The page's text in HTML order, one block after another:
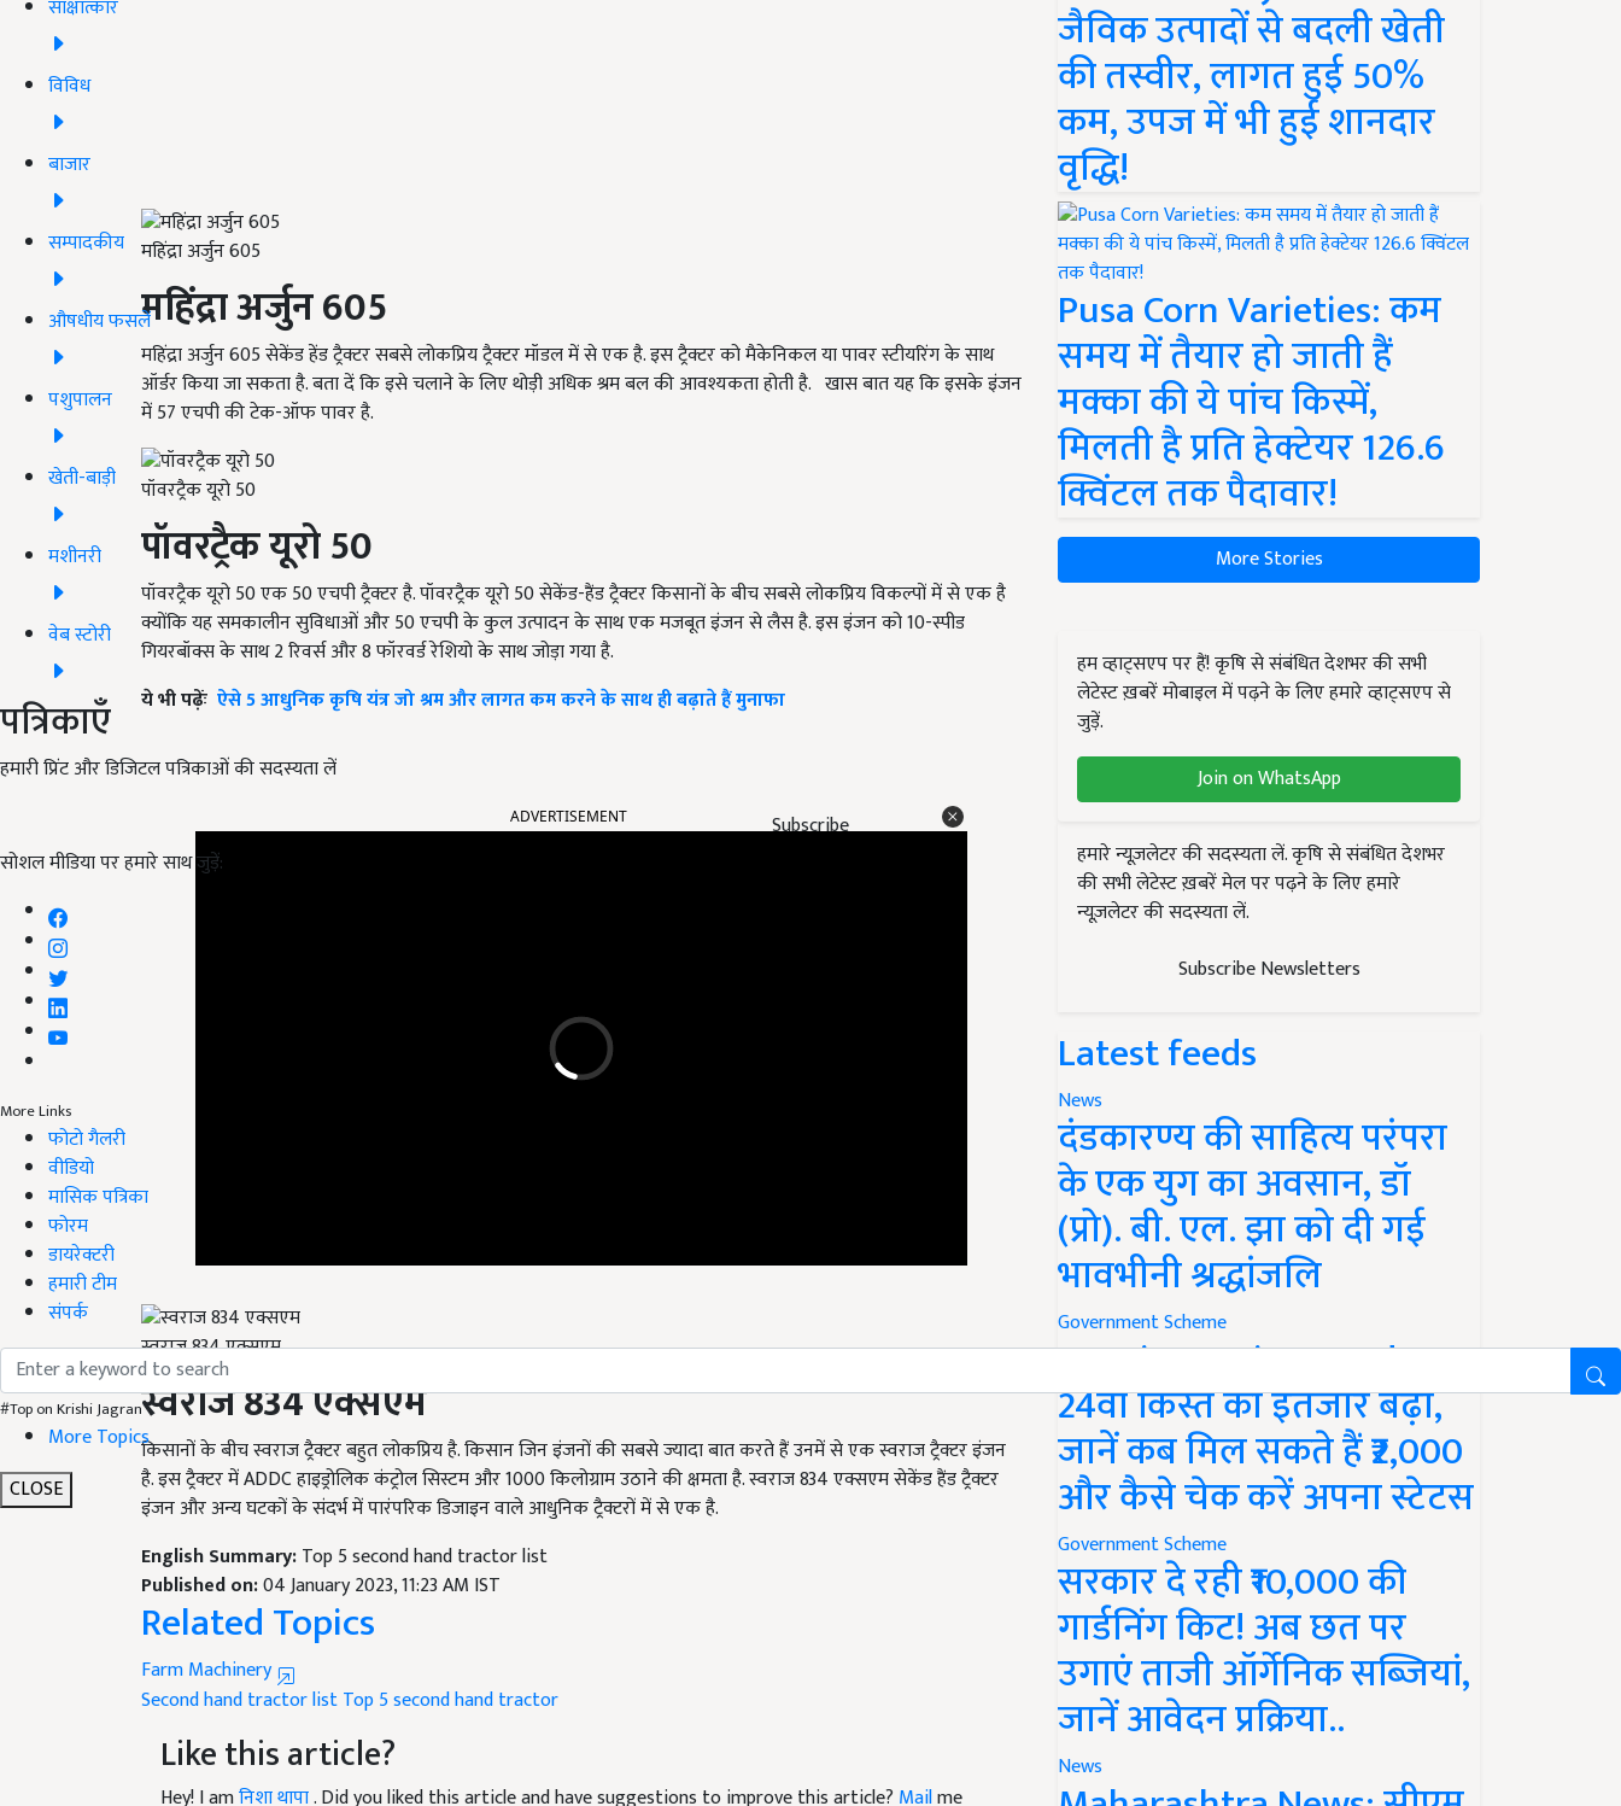
साक्षात्कार
विविध
बाजार
सम्पादकीय
औषधीय फसलें
पशुपालन
खेती-बाड़ी
मशीनरी
वेब स्टोरी
पत्रिकाएँ
हमारी प्रिंट और डिजिटल पत्रिकाओं की सदस्यता लें
Subscribe
सोशल मीडिया पर हमारे साथ जुड़ें:
More Links
फोटो गैलरी
वीडियो
मासिक पत्रिका
फोरम
डायरेक्टरी
हमारी टीम
संपर्क
#Top on Krishi Jagran
More Topics
CLOSE
महिंद्रा अर्जुन 605
महिंद्रा अर्जुन 605
महिंद्रा अर्जुन 605 सेकेंड हेंड ट्रैक्टर सबसे लोकप्रिय ट्रैक्टर मॉडल में से एक है. इस ट्रैक्टर को मैकेनिकल या पावर स्टीयरिंग के साथ
ऑर्डर किया जा सकता है. बता दें कि इसे चलाने के लिए थोड़ी अधिक श्रम बल की आवश्यकता होती है. खास बात यह कि इसके इंजन
में 57 एचपी की टेक-ऑफ पावर है.
पॉवरट्रैक यूरो 50
पॉवरट्रैक यूरो50
पॉवरट्रैक यूरो50एक50एचपी ट्रैक्टर है. पॉवरट्रैक यूरो50सेकेंड-हैंड ट्रैक्टर किसानों के बीच सबसे लोकप्रिय विकल्पों में से एक है
क्योंकि यह समकालीन सुविधाओं और50एचपी के कुल उत्पादन के साथ एक मजबूत इंजन से लैस है. इस इंजन को10-स्पीड
गियरबॉक्स के साथ2रिवर्स और8फॉरवर्ड रेशियो के साथ जोड़ा गया है.
ये भी पढ़ेंः ऐसे 5 आधुनिक कृषि यंत्र जो श्रम और लागत कम करने के साथ ही बढ़ाते हैं मुनाफा
स्वराज 834 एक्सएम
स्वराज 834 एक्सएम
किसानों के बीच स्वराज ट्रैक्टर बहुत लोकप्रिय है. किसान जिन इंजनों की सबसे ज्यादा बात करते हैं उनमें से एक स्वराज ट्रैक्टर इंजन
है. इस ट्रैक्टर मेंADDCहाइड्रोलिक कंट्रोल सिस्टम और 1000 किलोग्राम उठाने की क्षमता है. स्वराज 834 एक्सएम सेकेंड हैंड ट्रैक्टर
इंजन और अन्य घटकों के संदर्भ में पारंपरिक डिजाइन वाले आधुनिक ट्रैक्टरों में से एक है.
Published on:04 January 2023, 11:23 AM IST
Related Topics
Farm Machinery
Second hand tractor list
Like this article?
Hey! I amनिशा थापा . Did you liked this article and have suggestions to improve this article?
your suggestions and feedback.
जैविक उत्पादों से बदली खेती
की तस्वीर, लागत हुई 50%
कम, उपज में भी हुई शानदार
वृद्धि!
Pusa Corn Varieties: कम
समय में तैयार हो जाती हैं
मक्का की ये पांच किस्में,
मिलती है प्रति हेक्टेयर 126.6
क्विंटल तक पैदावार!
More Stories
हम व्हाट्सएप पर हैं! कृषि से संबंधित देशभर की सभी
लेटेस्ट ख़बरें मोबाइल में पढ़ने के लिए हमारे व्हाट्सएप से
जुड़ें.
Join on WhatsApp
हमारे न्यूज़लेटर की सदस्यता लें. कृषि से संबंधित देशभर
की सभी लेटेस्ट ख़बरें मेल पर पढ़ने के लिए हमारे
न्यूज़लेटर की सदस्यता लें.
Subscribe Newsletters
Latest feeds
News
दंडकारण्य की साहित्य परंपरा
के एक युग का अवसान, डॉ
(प्रो). बी. एल. झा को दी गई
भावभीनी श्रद्धांजलि
Government Scheme
PM Kisan Yojana Update:
24वीं किस्त का इंतजार बढ़ा,
जानें कब मिल सकते हैं ₹2,000
और कैसे चेक करें अपना स्टेटस
Government Scheme
सरकार दे रही ₹10,000 की
गार्डनिंग किट! अब छत पर
उगाएं ताजी ऑर्गेनिक सब्जियां,
जानें आवेदन प्रक्रिया..
News